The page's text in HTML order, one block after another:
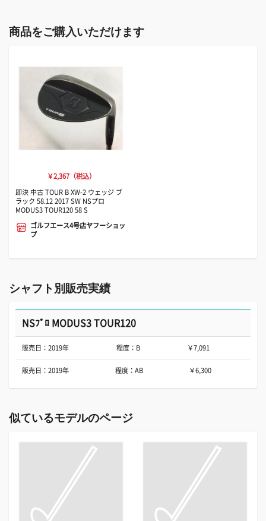
商品をご購入いただけます
￥2,367（税込）
即決 中古 TOUR B XW-2 ウェッジ ブ
ラック 58.12 2017 SW NSプロ
MODUS3 TOUR120 58 S
ゴルフエース4号店ヤフーショッ
プ
シャフト別販売実績
NSﾌﾟﾛ MODUS3 TOUR120
販売日：2019年 程度：B ￥7,091
販売日：2019年 程度：AB ￥6,300
似ているモデルのページ